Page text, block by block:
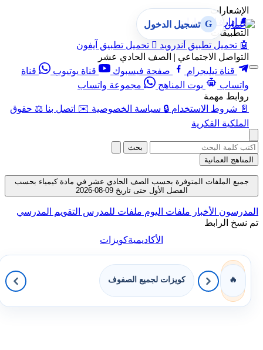
الإشعارات
🔔 إدارة الإشعارات
التطبيقات
🤖 تحميل تطبيق أندرويد  تحميل تطبيق آيفون
التواصل الاجتماعي | الصف الحادي عشر
قناة تيليجرام
صفحة فيسبوك قناة يوتيوب
قناة
واتساب
بوت المناهج
مجموعة واتساب
روابط مهمة
📄 شروط الاستخدام 🔒 سياسة الخصوصية ✉️ اتصل بنا ⚖️ حقوق
الملكية الفكرية
G تسجيل الدخول
بحث
المناهج العمانية
جميع الملفات المتوفرة بحسب الصف الحادي عشر في مادة كيمياء بحسب
الفصل الأول حتى تاريخ 09-08-2026
المدرسون الأخبار ملفات اليوم ملفات للمدرس التقويم المدرسي
تم نسخ الرابط
الأكاديميةكويزات
🔥 كويزات لجميع الصفوف